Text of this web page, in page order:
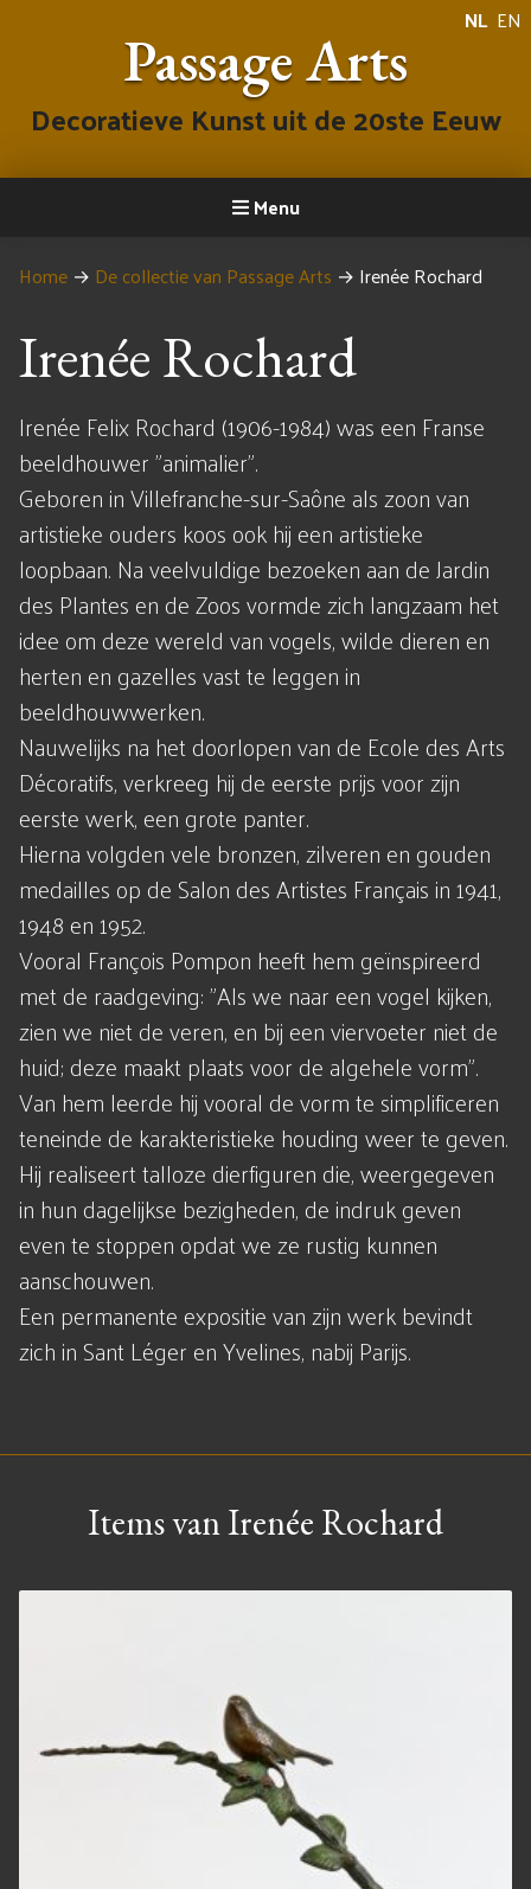
NL EN
Passage Arts
Decoratieve Kunst uit de 20ste Eeuw
Menu
Home → De collectie van Passage Arts → Irenée Rochard
Irenée Rochard
Irenée Felix Rochard (1906-1984) was een Franse
beeldhouwer "animalier".
Geboren in Villefranche-sur-Saône als zoon van
artistieke ouders koos ook hij een artistieke
loopbaan. Na veelvuldige bezoeken aan de Jardin
des Plantes en de Zoos vormde zich langzaam het
idee om deze wereld van vogels, wilde dieren en
herten en gazelles vast te leggen in
beeldhouwwerken.
Nauwelijks na het doorlopen van de Ecole des Arts
Décoratifs, verkreeg hij de eerste prijs voor zijn
eerste werk, een grote panter.
Hierna volgden vele bronzen, zilveren en gouden
medailles op de Salon des Artistes Français in 1941,
1948 en 1952.
Vooral François Pompon heeft hem geïnspireerd
met de raadgeving: "Als we naar een vogel kijken,
zien we niet de veren, en bij een viervoeter niet de
huid; deze maakt plaats voor de algehele vorm".
Van hem leerde hij vooral de vorm te simplificeren
teneinde de karakteristieke houding weer te geven.
Hij realiseert talloze dierfiguren die, weergegeven
in hun dagelijkse bezigheden, de indruk geven
even te stoppen opdat we ze rustig kunnen
aanschouwen.
Een permanente expositie van zijn werk bevindt
zich in Sant Léger en Yvelines, nabij Parijs.
Items van Irenée Rochard